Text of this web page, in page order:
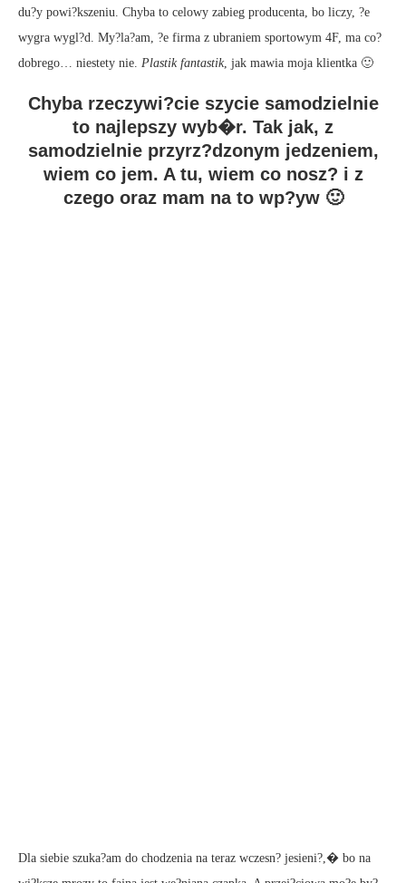
du?y powi?kszeniu. Chyba to celowy zabieg producenta, bo liczy, ?e
wygra wygl?d. My?la?am, ?e firma z ubraniem sportowym 4F, ma co?
dobrego… niestety nie. Plastik fantastik, jak mawia moja klientka 🙂
Chyba rzeczywi?cie szycie samodzielnie
to najlepszy wyb�r. Tak jak, z
samodzielnie przyrz?dzonym jedzeniem,
wiem co jem. A tu, wiem co nosz? i z
czego oraz mam na to wp?yw 🙂
Dla siebie szuka?am do chodzenia na teraz wczesn? jesieni?,� bo na